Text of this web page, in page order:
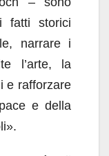
fatti storici
narrare i
l’arte, la
e rafforzare
e della